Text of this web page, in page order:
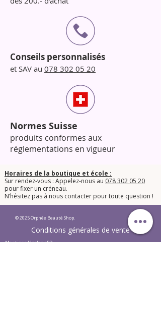
Conseils personnalisés
et SAV au 078 302 05 20
Normes Suisse
produits conformes aux
réglementations en vigueur
Horaires de la boutique et école :
Sur rendez-vous : Appelez-nous au 078 302 05 20
pour fixer un créneau.
​N’hésitez pas à nous contacter pour toute question !​
© 2025 Orphée Beauté Shop.
Conditions générales de vente
Mentions légales LPD